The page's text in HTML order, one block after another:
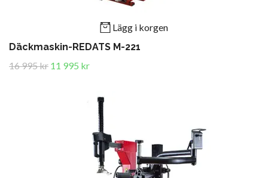
Lägg i korgen
Däckmaskin-REDATS M-221
16 995 kr 11 995 kr